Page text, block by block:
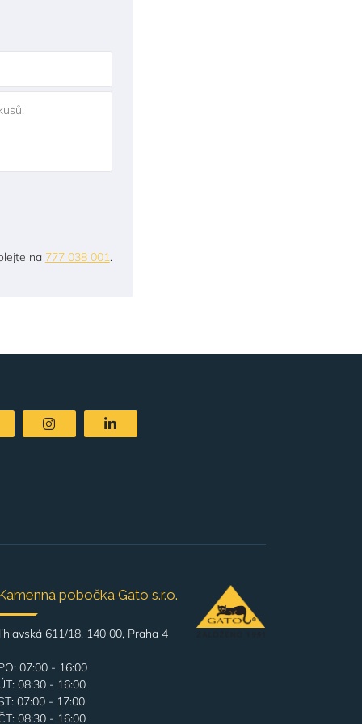
na 777 038 001.
pobočka Gato s.r.o.
611/18, 140 00, Praha 4
07:00 - 16:00
08:30 - 16:00
07:00 - 17:00
08:30 - 16:00